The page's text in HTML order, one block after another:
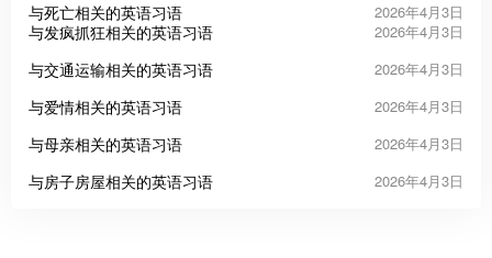
与死亡相关的英语习语 2026年4月3日
与发疯抓狂相关的英语习语 2026年4月3日
与交通运输相关的英语习语 2026年4月3日
与爱情相关的英语习语 2026年4月3日
与母亲相关的英语习语 2026年4月3日
与房子房屋相关的英语习语 2026年4月3日